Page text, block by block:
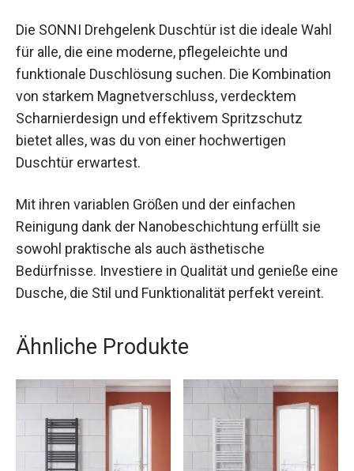
Die SONNI Drehgelenk Duschtür ist die ideale Wahl
für alle, die eine moderne, pflegeleichte und
funktionale Duschlösung suchen. Die Kombination
von starkem Magnetverschluss, verdecktem
Scharnierdesign und effektivem Spritzschutz
bietet alles, was du von einer hochwertigen
Duschtür erwartest.
Mit ihren variablen Größen und der einfachen
Reinigung dank der Nanobeschichtung erfüllt sie
sowohl praktische als auch ästhetische
Bedürfnisse. Investiere in Qualität und genieße eine
Dusche, die Stil und Funktionalität perfekt vereint.
Ähnliche Produkte